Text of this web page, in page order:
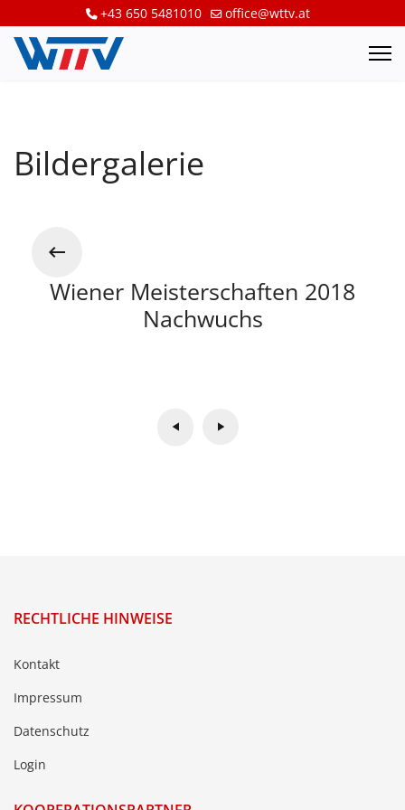
+43 650 5481010 office@wttv.at
Bildergalerie
Wiener Meisterschaften 2018
Nachwuchs
RECHTLICHE HINWEISE
Kontakt
Impressum
Datenschutz
Login